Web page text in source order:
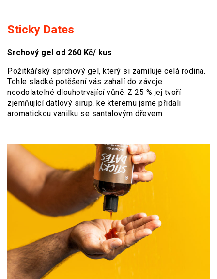
Sticky Dates
Srchový gel od 260 Kč/ kus
Požitkářský sprchový gel, který si zamiluje celá rodina.
Tohle sladké potěšení vás zahalí do závoje
neodolatelné dlouhotrvající vůně. Z 25 % jej tvoří
zjemňující datlový sirup, ke kterému jsme přidali
aromatickou vanilku se santalovým dřevem.